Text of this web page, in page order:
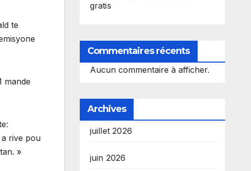
te
mande
rive pou
»
gratis
Commentaires récents
Aucun commentaire à afficher.
Archives
juillet 2026
juin 2026